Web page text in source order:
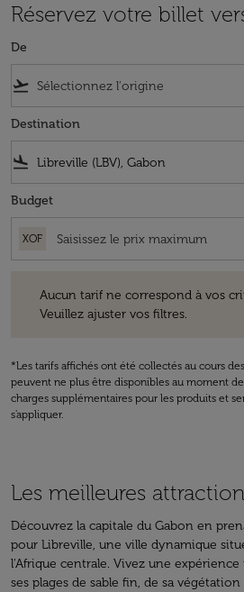
Réservez votre billet
De
flight_takeoff
Destination
flight_land
Budget
XOF
Aucun tarif ne correspond à vos
Veuillez ajuster vos filtres.
*Les tarifs affichés ont été collectés au cours
peuvent ne plus être disponibles au moment
charges supplémentaires pour les produits et
s'appliquer.
Les meilleures
Découvrez la capitale du Gabon en
pour Libreville, une ville dynamique
l'Afrique centrale. Vivez une
ses plages de sable fin, de sa